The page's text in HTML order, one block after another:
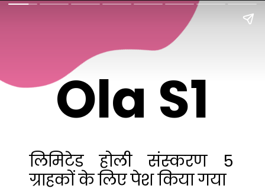
Ola S1
लिमिटेड होली संस्करण 5
ग्राहकों के लिए पेश किया गया